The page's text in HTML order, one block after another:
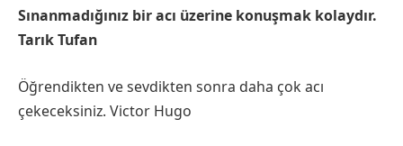
Sınanmadığınız bir acı üzerine konuşmak kolaydır.
Tarık Tufan
Öğrendikten ve sevdikten sonra daha çok acı
çekeceksiniz. Victor Hugo